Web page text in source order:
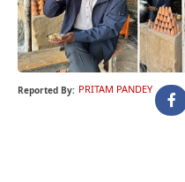
Reported By: PRITAM PANDEY